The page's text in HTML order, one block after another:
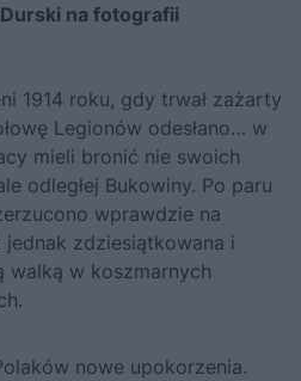
na fotografii
1914 roku, gdy trwał zażarty
Legionów odesłano… w
mieli bronić nie swoich
odległej Bukowiny. Po paru
wprawdzie na
jednak zdziesiątkowana i
walką w koszmarnych
nowe upokorzenia.